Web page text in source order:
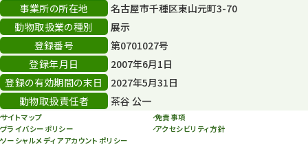
その他イベント
スカイタワー
年末年始のイベント
秋まつり
事業所の所在地
名古屋市千種区東山元町3-70
動物取扱業の種別
展示
登録番号
第0701027号
登録年月日
2007年6月1日
登録の有効期間の末日
2027年5月31日
動物取扱責任者
茶谷 公一
サイトマップ
免責事項
プライバシーポリシー
アクセシビリティ方針
ソーシャルメディアアカウントポリシー